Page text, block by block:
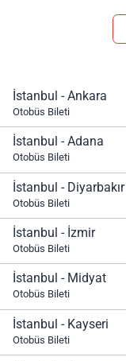
İstanbul - Ankara
Otobüs Bileti
İstanbul - Adana
Otobüs Bileti
İstanbul - Diyarbakır
Otobüs Bileti
İstanbul - İzmir
Otobüs Bileti
İstanbul - Midyat
Otobüs Bileti
İstanbul - Kayseri
Otobüs Bileti